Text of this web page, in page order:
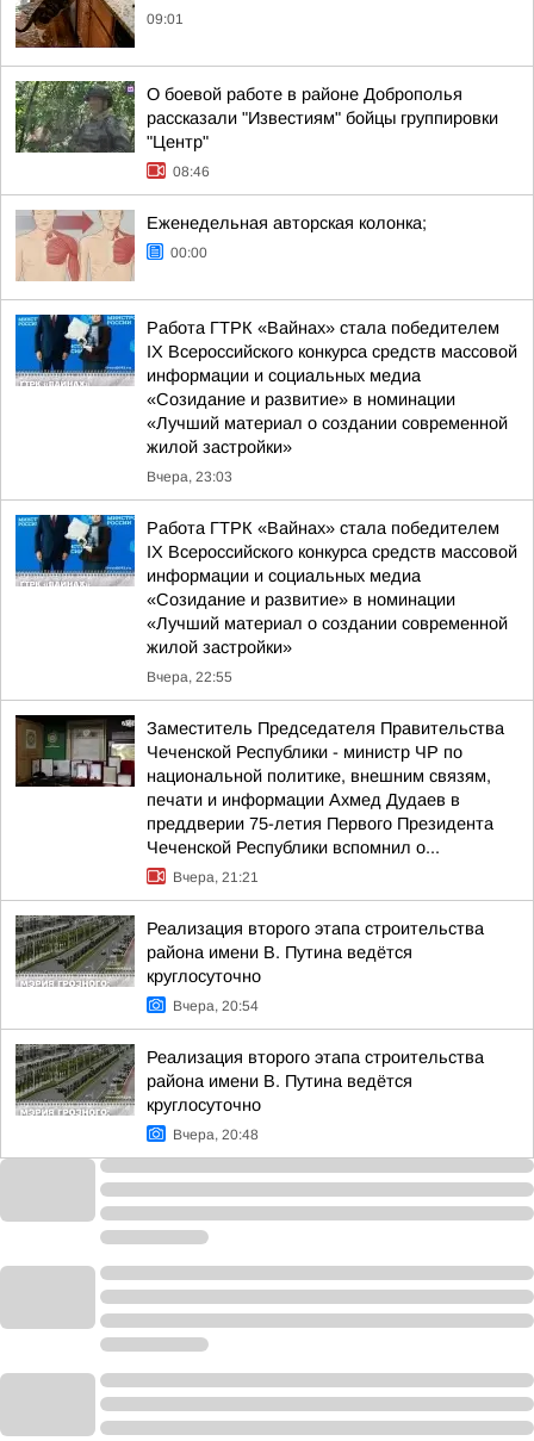
09:01
О боевой работе в районе Доброполья
рассказали "Известиям" бойцы группировки
"Центр"
08:46
Еженедельная авторская колонка;
00:00
Работа ГТРК «Вайнах» стала победителем
IX Всероссийского конкурса средств массовой
информации и социальных медиа
«Созидание и развитие» в номинации
«Лучший материал о создании современной
жилой застройки»
Вчера, 23:03
Работа ГТРК «Вайнах» стала победителем
IX Всероссийского конкурса средств массовой
информации и социальных медиа
«Созидание и развитие» в номинации
«Лучший материал о создании современной
жилой застройки»
Вчера, 22:55
Заместитель Председателя Правительства
Чеченской Республики - министр ЧР по
национальной политике, внешним связям,
печати и информации Ахмед Дудаев в
преддверии 75-летия Первого Президента
Чеченской Республики вспомнил о...
Вчера, 21:21
Реализация второго этапа строительства
района имени В. Путина ведётся
круглосуточно
Вчера, 20:54
Реализация второго этапа строительства
района имени В. Путина ведётся
круглосуточно
Вчера, 20:48